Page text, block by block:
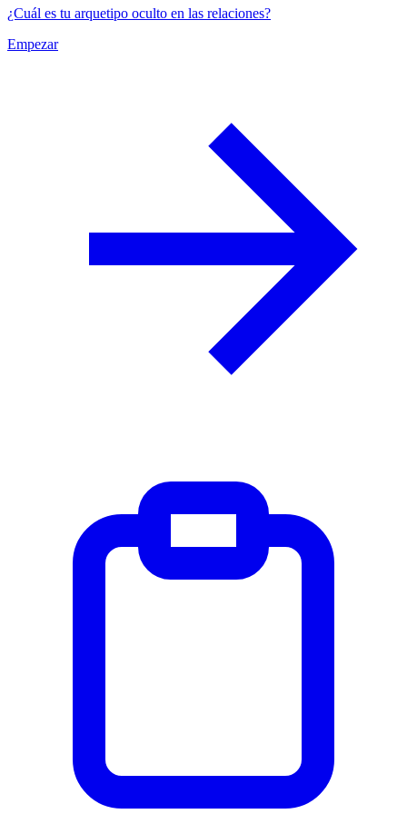
¿Cuál es tu arquetipo oculto en las relaciones?
Empezar